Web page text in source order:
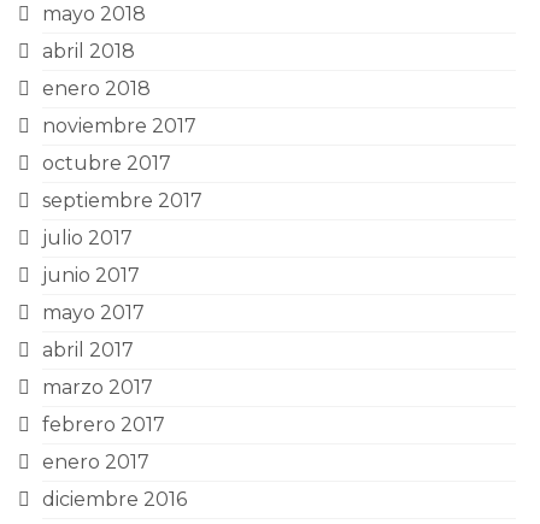
mayo 2018
abril 2018
enero 2018
noviembre 2017
octubre 2017
septiembre 2017
julio 2017
junio 2017
mayo 2017
abril 2017
marzo 2017
febrero 2017
enero 2017
diciembre 2016